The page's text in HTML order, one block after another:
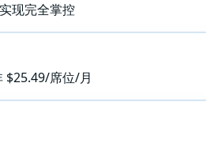
现完全掌控
$25.49/席位/月